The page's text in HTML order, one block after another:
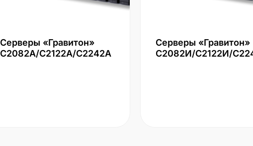
Серверы «Гравитон»
С2082А/С2122А/С2242А
Серверы «Гравитон»
С2082И/С2122И/